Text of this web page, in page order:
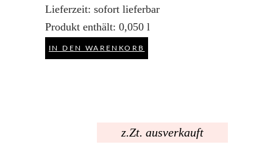
Lieferzeit: sofort lieferbar
Produkt enthält: 0,050 l
IN DEN WARENKORB
z.Zt. ausverkauft